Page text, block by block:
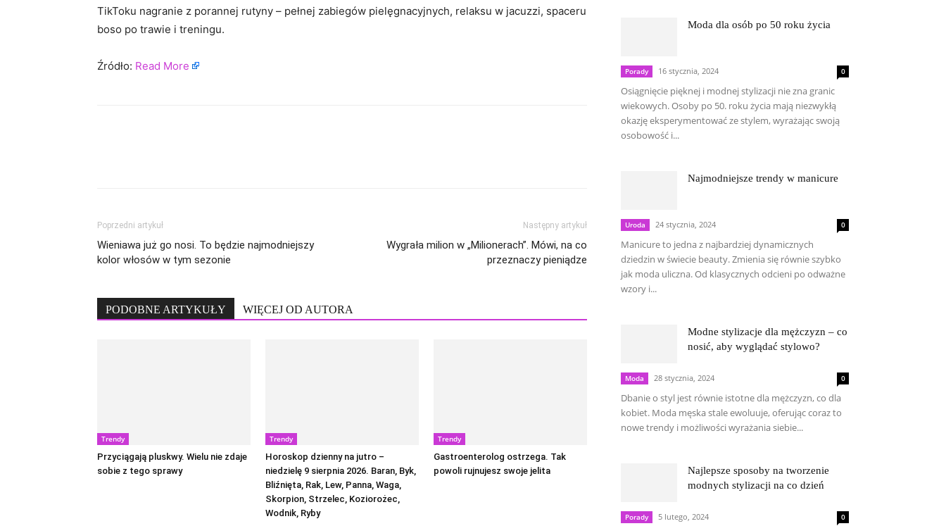
TikToku nagranie z porannej rutyny – pełnej zabiegów pielęgnacyjnych, relaksu w jacuzzi, spaceru
boso po trawie i treningu.
Źródło: Read More
Poprzedni artykuł
Wieniawa już go nosi. To będzie najmodniejszy
kolor włosów w tym sezonie
Następny artykuł
Wygrała milion w „Milionerach”. Mówi, na co
przeznaczy pieniądze
PODOBNE ARTYKUŁY WIĘCEJ OD AUTORA
Trendy
Przyciągają pluskwy. Wielu nie zdaje
sobie z tego sprawy
Trendy
Horoskop dzienny na jutro –
niedzielę 9 sierpnia 2026. Baran, Byk,
Bliźnięta, Rak, Lew, Panna, Waga,
Skorpion, Strzelec, Koziorożec,
Wodnik, Ryby
Trendy
Gastroenterolog ostrzega. Tak
powoli rujnujesz swoje jelita
Moda dla osób po 50 roku życia
Porady 16 stycznia, 2024 0
Osiągnięcie pięknej i modnej stylizacji nie zna granic
wiekowych. Osoby po 50. roku życia mają niezwykłą
okazję eksperymentować ze stylem, wyrażając swoją
osobowość i...
Najmodniejsze trendy w manicure
Uroda 24 stycznia, 2024 0
Manicure to jedna z najbardziej dynamicznych
dziedzin w świecie beauty. Zmienia się równie szybko
jak moda uliczna. Od klasycznych odcieni po odważne
wzory i...
Modne stylizacje dla mężczyzn – co
nosić, aby wyglądać stylowo?
Moda 28 stycznia, 2024 0
Dbanie o styl jest równie istotne dla mężczyzn, co dla
kobiet. Moda męska stale ewoluuje, oferując coraz to
nowe trendy i możliwości wyrażania siebie...
Najlepsze sposoby na tworzenie
modnych stylizacji na co dzień
Porady 5 lutego, 2024 0